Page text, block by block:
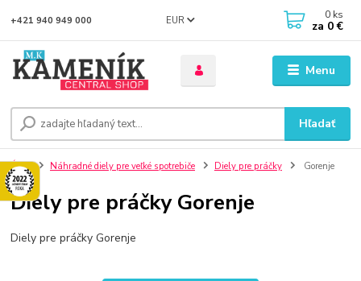
Menu
EUR
Hľadať
+421 940 949 000 0 ks
za 0 €
Úvod Náhradné diely pre veľké spotrebiče Diely pre práčky Gorenje
Diely pre práčky Gorenje
Diely pre práčky Gorenje